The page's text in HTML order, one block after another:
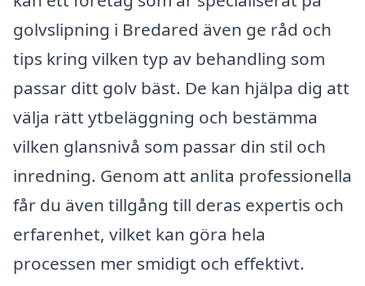
golvslipning i Bredared även ge råd och
tips kring vilken typ av behandling som
passar ditt golv bäst. De kan hjälpa dig att
välja rätt ytbeläggning och bestämma
vilken glansnivå som passar din stil och
inredning. Genom att anlita professionella
får du även tillgång till deras expertis och
erfarenhet, vilket kan göra hela
processen mer smidigt och effektivt.